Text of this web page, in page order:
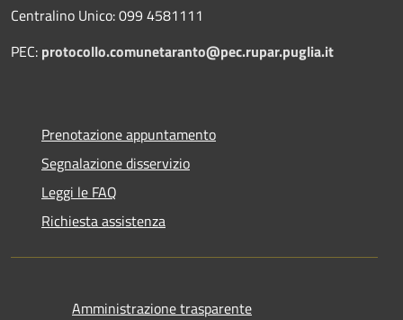
Centralino Unico: 099 4581111
PEC: protocollo.comunetaranto@pec.rupar.puglia.it
Prenotazione appuntamento
Segnalazione disservizio
Leggi le FAQ
Richiesta assistenza
Amministrazione trasparente